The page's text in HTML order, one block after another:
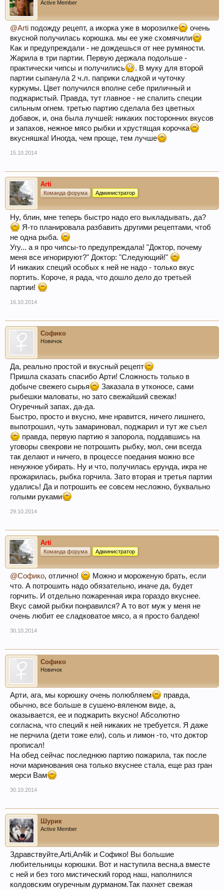
Active Member
@Arti подожду рецепт, а икорка уже в морозилке
очень
вкусной получилась корюшка. мы ее уже схомячили
Как и предупреждали - не дождешься от нее румяности.
Жарила в три партии. Первую держала подольше -
практически чипсы и получились
. В муку для второй
партии сыпанула 2 ч.л. паприки сладкой и чуточку
куркумы. Цвет получился вполне себе приличный и
поджаристый. Правда, тут главное - не спалить специи
сильным огнем. третью партию сделала без цветных
добавок, и, она была лучшей: никаких посторонних вкусов
и запахов, нежное мясо рыбки и хрустящая корочка
вкусняшка! Иногда, чем проще, тем лучше
15.10.2014
Arti
Команда форума Администратор
Ну, блин, мне теперь быстро надо его выкладывать, да?
Я-то планировала разбавить другими рецептами, чтоб
не одна рыба.
Угу... а я про чипсы-то предупреждала! "Доктор, почему
меня все игнорируют?" Доктор: "Следующий!"
И никаких специй особых к ней не надо - только вкус
портить. Короче, я рада, что дошло дело до третьей
партии!
16.10.2014
Софико
Новичок
Да, реально простой и вкусный рецепт
Пришла сказать спасибо Арти! Сложность только в
добыче свежего сырья
Заказала в утконосе, сами
рыбешки маловаты, но зато свежайший свежак!
Огуречный запах, да-да.
Быстро, просто и вкусно, мне нравится, ничего лишнего,
выпотрошил, чуть замариновал, поджарил и тут же съел
правда, первую партию я запорола, поддавшись на
уговоры свекрови не потрошить рыбку, мол, они всегда
так делают и ничего, в процессе поедания можно все
ненужное убирать. Ну и что, получилась ерунда, икра не
прожарилась, рыбка горчила. Зато вторая и третья партии
удались! Да и потрошить ее совсем несложно, буквально
голыми руками
29.10.2014
Arti
Команда форума Администратор
@Софико, отлично!
Можно и мороженую брать, если
что. А потрошить надо обязательно, иначе да, будет
горчить. И отдельно пожаренная икра гораздо вкуснее.
Вкус самой рыбки понравился? А то вот муж у меня не
очень любит ее сладковатое мясо, а я просто балдею!
30.10.2014
Софико
Новичок
Арти, ага, мы корюшку очень полюбляем
правда,
обычно, все больше в сушено-вяленом виде, а,
оказывается, ее и поджарить вкусно! Абсолютно
согласна, что специй к ней никаких не требуется. Я даже
не перчила (дети тоже ели), соль и лимон -то, что доктор
прописал!
На обед сейчас последнюю партию пожарила, так после
ночи маринования она только вкуснее стала, еще раз гран
мерси Вам
30.10.2014
Шурик
Active Member
Здравствуйте,Arti,An4ik и Софико! Вы большие
любительницы корюшки. Вот и наступила весна,а вместе
с ней и без того мистический город наш, наполнился
колдовским огуречным дурманом.Так пахнет свежая